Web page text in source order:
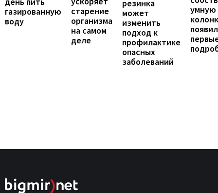
газированную
воду
старение
организма
на самом
деле
резинка
может
изменить
подход к
профилактике
опасных
заболеваний
умную